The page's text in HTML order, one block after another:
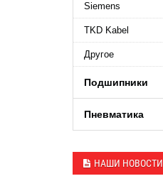
Siemens
TKD Kabel
Другое
Подшипники
Пневматика
НАШИ НОВОСТИ